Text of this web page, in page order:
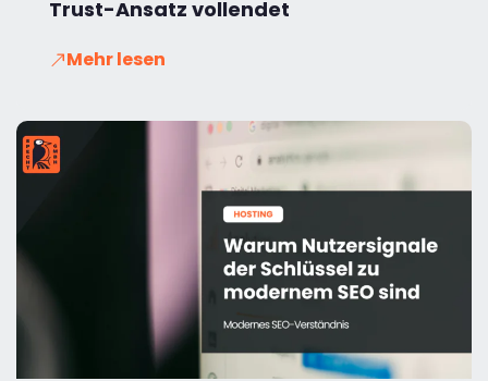
Trust-Ansatz vollendet
Mehr lesen